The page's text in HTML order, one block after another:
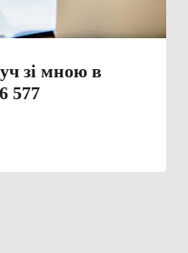
зі мною в
577